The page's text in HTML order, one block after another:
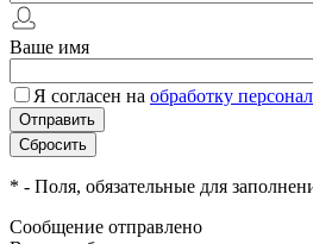
Ваше имя
Я согласен на обработку
* - Поля, обязательные для
Сообщение отправлено